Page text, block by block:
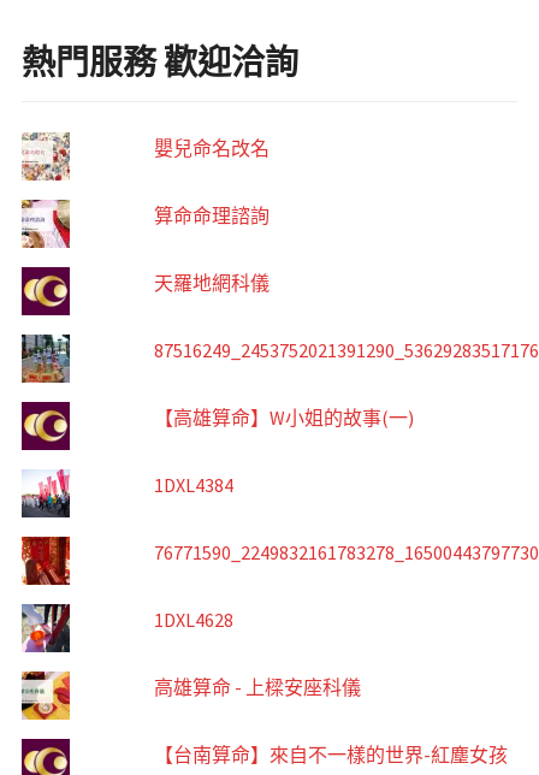
熱門服務 歡迎洽詢
嬰兒命名改名
算命命理諮詢
天羅地網科儀
【高雄算命】W小姐的故事(一)
1DXL4384
1DXL4628
高雄算命 - 上樑安座科儀
【台南算命】來自不一樣的世界-紅塵女孩